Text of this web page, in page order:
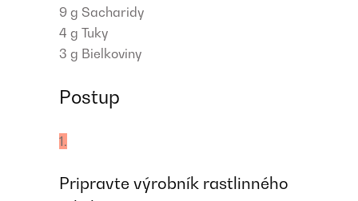
9 g Sacharidy
4 g Tuky
3 g Bielkoviny
Postup
1.
Pripravte výrobník rastlinného